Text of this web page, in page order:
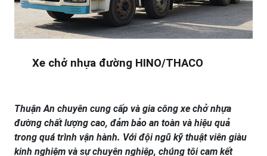
Xe chở nhựa đường HINO/THACO
Thuận An chuyên cung cấp và gia công xe chở nhựa
đường chất lượng cao, đảm bảo an toàn và hiệu quả
trong quá trình vận hành. Với đội ngũ kỹ thuật viên giàu
kinh nghiệm và sự chuyên nghiệp, chúng tôi cam kết